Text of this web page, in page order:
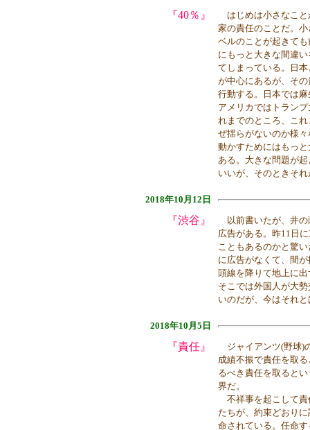
『40％』
はじめは小さなこと
家の責任のことだ。
ベルのことが起きて
にもっと大きな間違
てしまっている。日
が中心にあるが、そ
行動する。日本では
アメリカではトラン
れまでのところ、こ
ぜ揺らがないのか様
動かすためにはもっ
ある。大きな問題が
いいが、そのときそ
2018年10月12日
『渋谷』
以前書いたが、井の
広告がある。昨11日
こともあるのかと驚
に広告がなくて、間
頭線を降りて地上に
そこでは外国人が大
いのだが、今はそれ
2018年10月5日
『責任』
ジャイアンツ(野球)
成績不振で責任を取
るべき責任を取ると
界だ。
不祥事を起こして責
たちが、約束どおり
命されている。任命